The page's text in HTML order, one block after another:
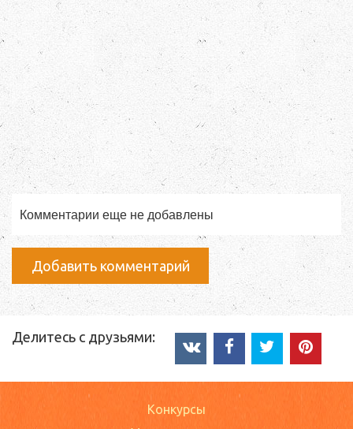
Комментарии еще не добавлены
Добавить комментарий
Делитесь с друзьями:
Конкурсы